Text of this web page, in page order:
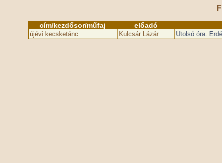
cím/kezdősor/műfaj előadó
újévi kecsketánc Kulcsár Lázár Utolsó óra.